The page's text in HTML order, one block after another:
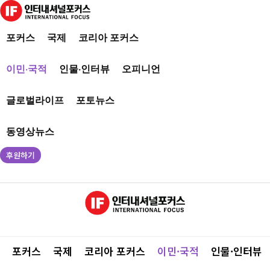
포커스 국제 코리아 포커스
이민·국적 인물·인터뷰 오피니언
글로벌라이프 포토뉴스
동영상뉴스
후원하기
포커스 국제 코리아 포커스 이민·국적 인물·인터뷰